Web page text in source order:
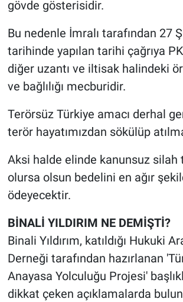
gövde gösterisidir.
Bu nedenle İmralı tarafından 27
tarihinde yapılan tarihi çağrıya
diğer uzantı ve iltisak halindeki
ve bağlılığı mecburidir.
Terörsüz Türkiye amacı derhal
terör hayatımızdan sökülüp
Aksi halde elinde kanunsuz silah
olursa olsun bedelini en ağır
ödeyecektir.
BİNALİ YILDIRIM NE DEMİŞTİ?
Binali Yıldırım, katıldığı Hukuki
Derneği tarafından hazırlanan
Anayasa Yolculuğu Projesi'
dikkat çeken açıklamalarda